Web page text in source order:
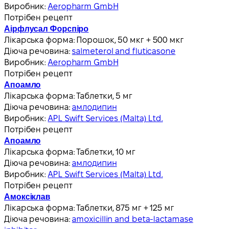
Виробник:Aeropharm GmbH
Потрібен рецепт
Аірфлусал Форспіро
Лікарська форма: Порошок, 50 мкг + 500 мкг
Діюча речовина:salmeterol and fluticasone
Виробник:Aeropharm GmbH
Потрібен рецепт
Апоамло
Лікарська форма:Таблетки, 5 мг
Діюча речовина:амлодипин
Виробник:APL Swift Services (Malta) Ltd.
Потрібен рецепт
Апоамло
Лікарська форма:Таблетки, 10 мг
Діюча речовина:амлодипин
Виробник:APL Swift Services (Malta) Ltd.
Потрібен рецепт
Амоксіклав
Лікарська форма:Таблетки, 875 мг + 125 мг
Діюча речовина:amoxicillin and beta-lactamase